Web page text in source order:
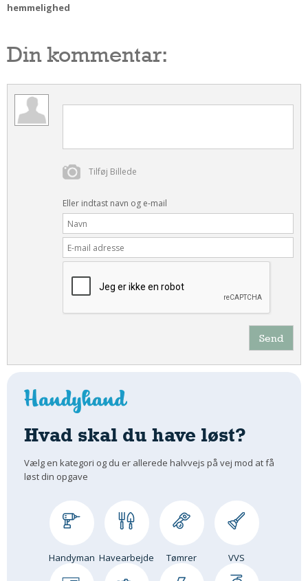
hemmelighed
Din kommentar:
Tilføj Billede
Eller indtast navn og e-mail
Send
Hvad skal du have løst?
Vælg en kategori og du er allerede halvvejs på vej mod at få
løst din opgave
Handyman Havearbejde Tømrer VVS